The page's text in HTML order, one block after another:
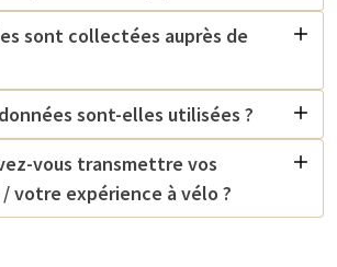
sont collectées auprès de
sont-elles utilisées ?
vous transmettre vos
votre expérience à vélo ?